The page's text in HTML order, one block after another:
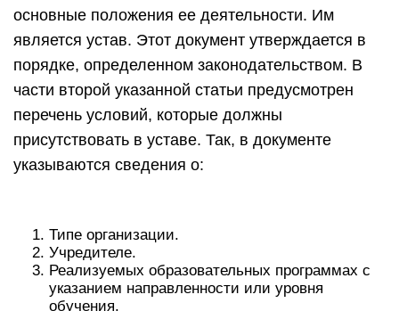
основные положения ее деятельности. Им
является устав. Этот документ утверждается в
порядке, определенном законодательством. В
части второй указанной статьи предусмотрен
перечень условий, которые должны
присутствовать в уставе. Так, в документе
указываются сведения о:
Типе организации.
Учредителе.
Реализуемых образовательных программах с
указанием направленности или уровня
обучения.